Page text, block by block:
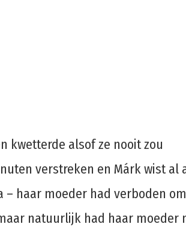
kwetterde alsof ze nooit zou
verstreken en Márk wist al
haar moeder had verboden om
natuurlijk had haar moeder